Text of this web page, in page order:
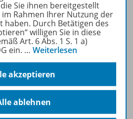
Sie ihnen bereitgestellt
Rahmen Ihrer Nutzung der
haben. Durch Betätigen des
willigen Sie in diese
Art. 6 Abs. 1 S. 1 a)
ein. … Weiterlesen
akzeptieren
ablehnen